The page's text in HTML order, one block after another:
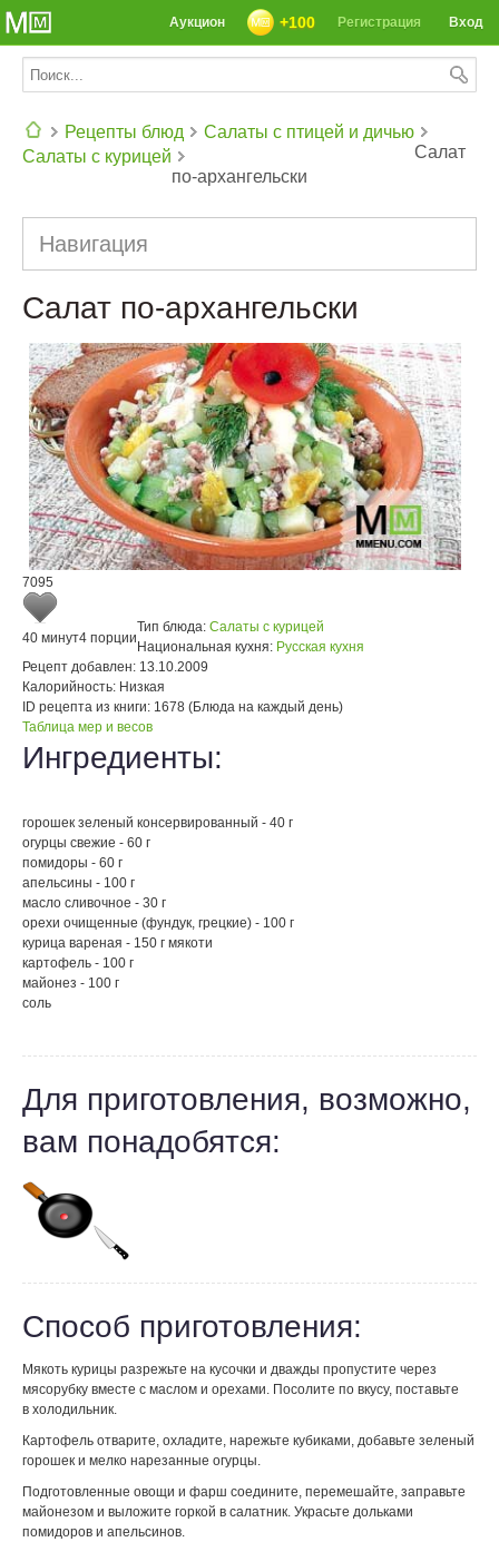
СЕГОДНЯ: 39142 РЕЦЕПТА
Вход
Регистрация
+100
Аукцион
Рецепты блюд
Салаты с птицей и дичью
Салаты с курицей
Салат
по-архангельски
Навигация
Салат по-архангельски
7095
40 минут4 порции
Тип блюда: Салаты с курицей
Национальная кухня: Русская кухня
Рецепт добавлен: 13.10.2009
Калорийность: Низкая
ID рецепта из книги: 1678 (Блюда на каждый день)
Таблица мер и весов
Ингредиенты:
горошек зеленый консервированный - 40 г
огурцы свежие - 60 г
помидоры - 60 г
апельсины - 100 г
масло сливочное - 30 г
орехи очищенные (фундук, грецкие) - 100 г
курица вареная - 150 г мякоти
картофель - 100 г
майонез - 100 г
соль
Для приготовления, возможно,
вам понадобятся:
Способ приготовления:
Мякоть курицы разрежьте на кусочки и дважды пропустите через
мясорубку вместе с маслом и орехами. Посолите по вкусу, поставьте
в холодильник.
Картофель отварите, охладите, нарежьте кубиками, добавьте зеленый
горошек и мелко нарезанные огурцы.
Подготовленные овощи и фарш соедините, перемешайте, заправьте
майонезом и выложите горкой в салатник. Украсьте дольками
помидоров и апельсинов.